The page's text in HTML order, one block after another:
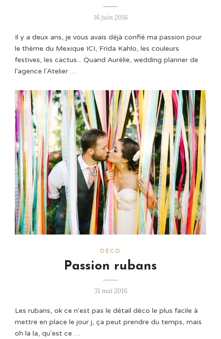
16 juin 2016
Il y a deux ans, je vous avais déjà confié ma passion pour
le thème du Mexique ICI, Frida Kahlo, les couleurs
festives, les cactus... Quand Aurélie, wedding planner de
l'agence l'Atelier …
DÉCO
Passion rubans
31 mai 2016
Les rubans, ok ce n'est pas le détail déco le plus facile à
mettre en place le jour j, ça peut prendre du temps, mais
oh la la, qu'est ce …